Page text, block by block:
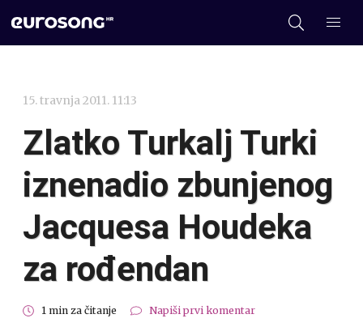
15. travnja 2011. 11:13
Zlatko Turkalj Turki
iznenadio zbunjenog
Jacquesa Houdeka
za rođendan
1 min za čitanje Napiši prvi komentar